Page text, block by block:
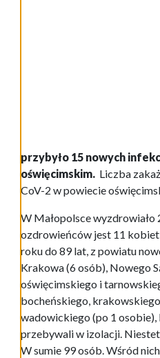
przybyło 15 nowych
oświęcimskim. Liczba
CoV-2 w powiecie
W Małopolsce wyzdrowiało
ozdrowieńców jest 11
roku do 89 lat, z powiatu
Krakowa (6 osób), Nowego
oświęcimskiego i
bocheńskiego,
wadowickiego (po 1
przebywali w izolacji.
W sumie 99 osób. Wśród